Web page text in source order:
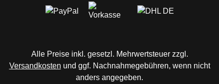
Alle Preise inkl. gesetzl. Mehrwertsteuer zzgl.
Versandkosten und ggf. Nachnahmegebühren, wenn nicht
anders angegeben.